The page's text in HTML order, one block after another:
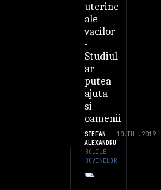
uterine
ale
vacilor
-
Studiul
ar
putea
ajuta
si
oamenii
STEFAN
ALEXANDRU
10.IUL.2019
BOLILE
BOVINELOR